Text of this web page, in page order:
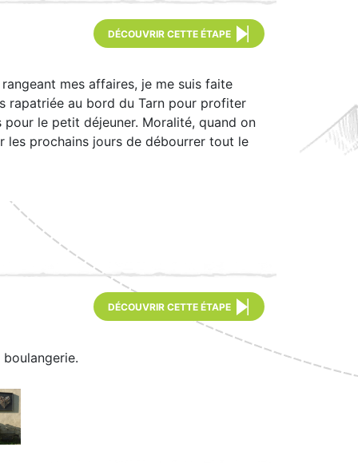
DÉCOUVRIR CETTE ÉTAPE
mes affaires, je me suis faite
rapatriée au bord du Tarn pour profiter
le petit déjeuner. Moralité, quand on
les prochains jours de débourrer tout le
DÉCOUVRIR CETTE ÉTAPE